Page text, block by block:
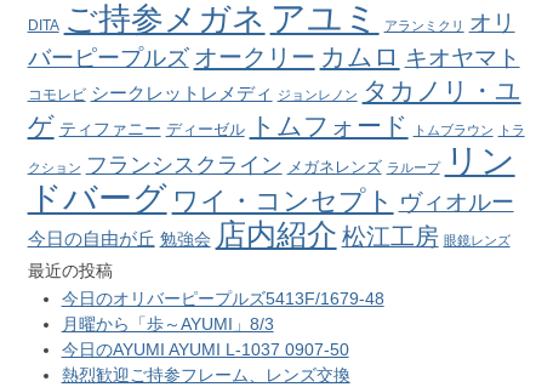
DITA ご持参メガネ アユミ アランミクリ
オリ
バーピープルズ オークリー カムロ キオヤマト
コモレビ シークレットレメディ ジョンレノン タカノリ・ユ
ゲ ティファニー ディーゼル トムフォード トムブラウン トラ
クション フランシスクライン メガネレンズ ラループ
リン
ドバーグ ワイ・コンセプト ヴィオルー
今日の自由が丘 勉強会 店内紹介 松江工房 眼鏡レンズ
最近の投稿
今日のオリバーピープルズ5413F/1679-48
月曜から「歩～AYUMI」8/3
今日のAYUMI AYUMI L-1037 0907-50
熱烈歓迎ご持参フレーム、レンズ交換